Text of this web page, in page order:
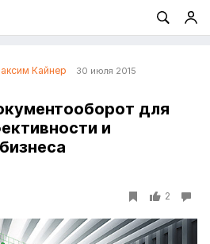
Кайнер 30 июля 2015
для
и
2